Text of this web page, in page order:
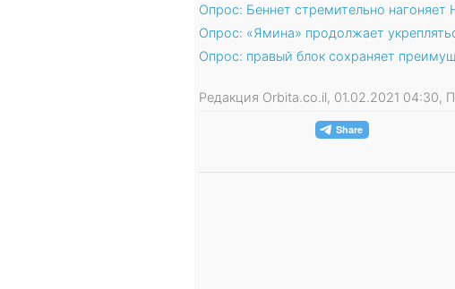
Опрос: Беннет стремительно нагоняет
Опрос: «Ямина» продолжает
Опрос: правый блок сохраняет
Редакция Orbita.co.il, 01.02.2021 04:30,